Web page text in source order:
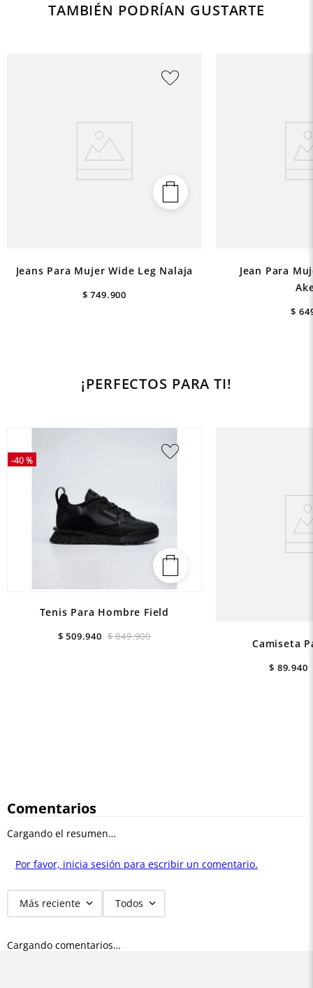
TAMBIÉN PODRÍAN GUSTARTE
Jeans Para Mujer Wide Leg Nalaja
$ 749.900
Jean Para
$
¡PERFECTOS PARA TI!
-40 %
Tenis Para Hombre Field
$ 849.900
$ 509.940
Camiseta
$ 89.940
Comentarios
Cargando el resumen…
Por favor, inicia sesión para escribir un comentario.
Más reciente Todos
Cargando comentarios…